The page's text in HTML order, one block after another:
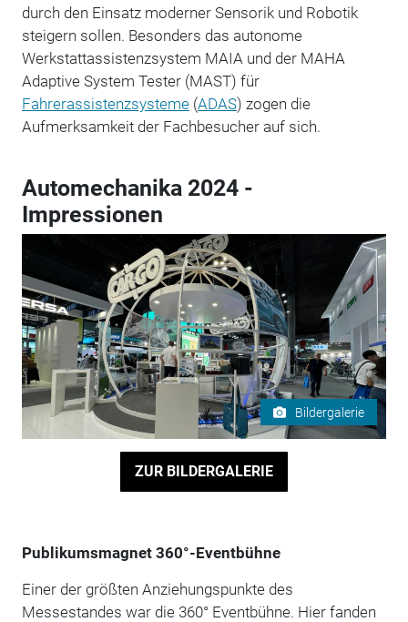
durch den Einsatz moderner Sensorik und Robotik
steigern sollen. Besonders das autonome
Werkstattassistenzsystem MAIA und der MAHA
Adaptive System Tester (MAST) für
Fahrerassistenzsysteme(ADAS) zogen die
Aufmerksamkeit der Fachbesucher auf sich.
Automechanika 2024 -
Impressionen
Bildergalerie
ZUR BILDERGALERIE
Publikumsmagnet 360°-Eventbühne
Einer der größten Anziehungspunkte des
Messestandes war die 360° Eventbühne. Hier fanden